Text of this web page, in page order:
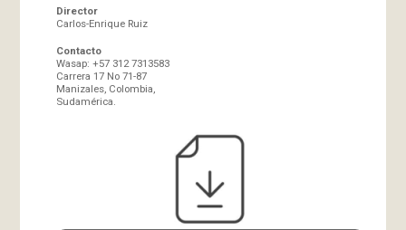
Director
Carlos-Enrique Ruiz
Contacto
Wasap: +57 312 7313583
Carrera 17 No 71-87
Manizales, Colombia,
Sudamérica.